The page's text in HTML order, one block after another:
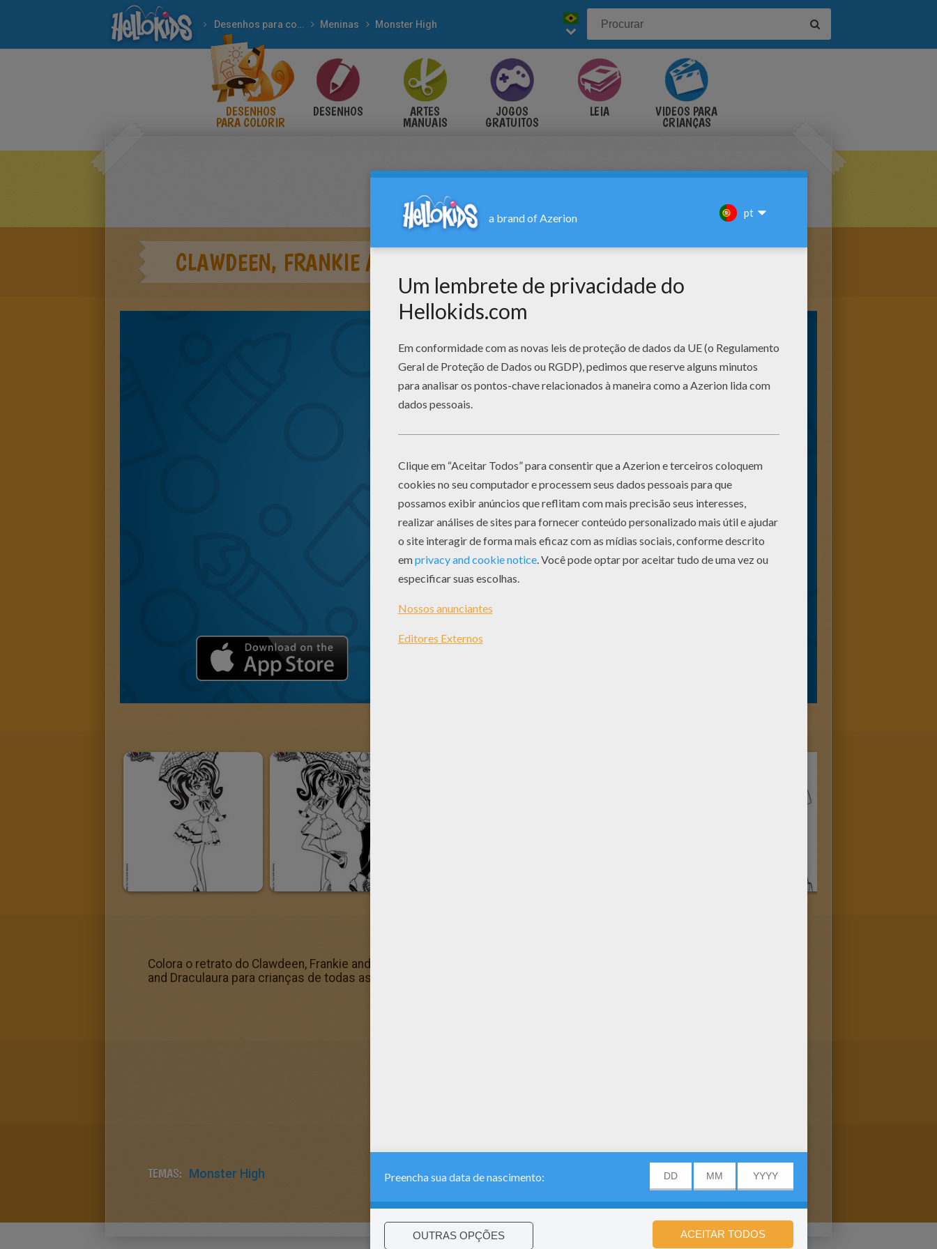
Desenhos para colorir Meninas Monster High
DESENHOS
PARA COLORIR
DESENHOS ARTES
MANUAIS
JOGOS
GRATUITOS
LEIA VÍDEOS PARA
CRIANÇAS
CLAWDEEN, FRANKIE AND DRACULAURA
Colora o retrato do Clawdeen, Frankie and Draculaura com as cores da sua escolha. Vejam o lindos Clawdeen, Frankie
and Draculaura para crianças de todas as idades. Adicione algumas cores para criar sua obra de atre.
TEMAS: Monster High